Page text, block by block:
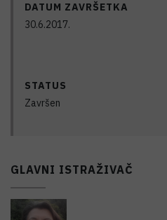
DATUM ZAVRŠETKA
30.6.2017.
STATUS
Završen
GLAVNI ISTRAŽIVAČ